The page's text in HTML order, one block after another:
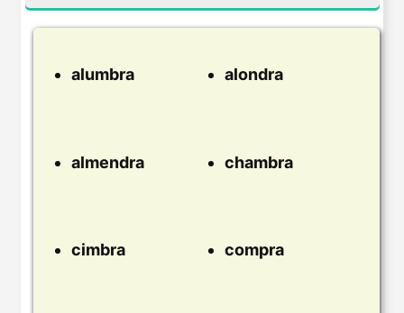
alumbra alondra
almendra chambra
cimbra compra